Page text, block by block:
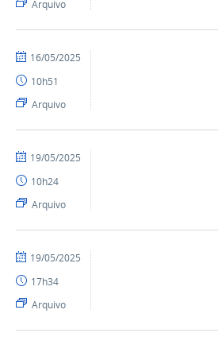
Arquivo
por
-
SEAD
publicado
16/05/2025
10h51
Arquivo
por
-
SEAD
publicado
19/05/2025
10h24
Arquivo
por
-
SEAD
publicado
19/05/2025
17h34
Arquivo